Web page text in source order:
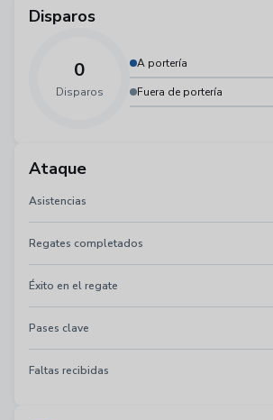
Disparos
0
Disparos
A portería
Fuera de portería
Ataque
Asistencias
Regates completados
Éxito en el regate
Pases clave
Faltas recibidas